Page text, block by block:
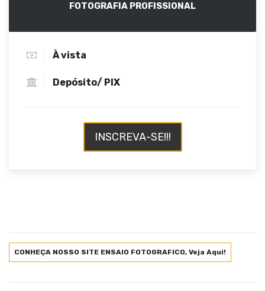
FOTOGRAFIA PROFISSIONAL
À vista
Depósito/ PIX
INSCREVA-SE!!!
CONHEÇA NOSSO SITE ENSAIO FOTOGRAFICO, Veja Aqui!